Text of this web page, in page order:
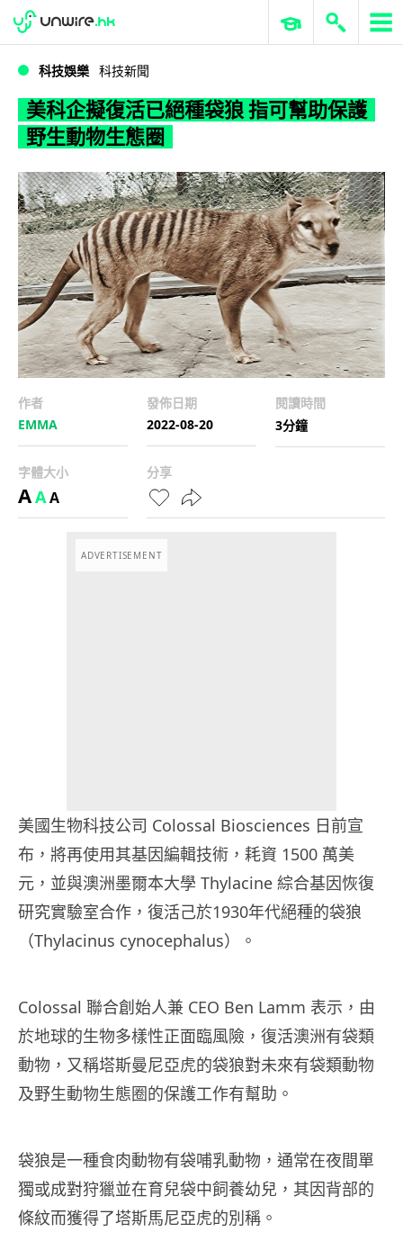
WWDC 2026 ERP 與商業 AI
科技娛樂 科技新聞
美科企擬復活已絕種袋狼 指可幫助保護
野生動物生態圈
作者
EMMA
發佈日期
2022-08-20
閱讀時間
3分鐘
字體大小
AAA
分享
ADVERTISEMENT
美國生物科技公司 Colossal Biosciences 日前宣
布，將再使用其基因編輯技術，耗資 1500 萬美
元，並與澳洲墨爾本大學 Thylacine 綜合基因恢復
研究實驗室合作，復活己於1930年代絕種的袋狼
（Thylacinus cynocephalus）。
Colossal 聯合創始人兼 CEO Ben Lamm 表示，由
於地球的生物多樣性正面臨風險，復活澳洲有袋類
動物，又稱塔斯曼尼亞虎的袋狼對未來有袋類動物
及野生動物生態圈的保護工作有幫助。
袋狼是一種食肉動物有袋哺乳動物，通常在夜間單
獨或成對狩獵並在育兒袋中飼養幼兒，其因背部的
條紋而獲得了塔斯馬尼亞虎的別稱。